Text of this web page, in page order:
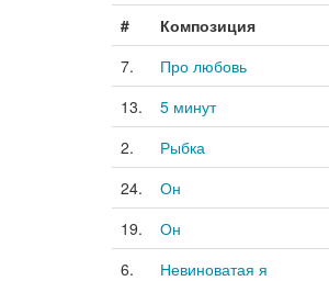
# Композиция
7.
Про любовь
13.
5 минут
2.
Рыбка
24.
Он
19.
Он
6.
Невиноватая я